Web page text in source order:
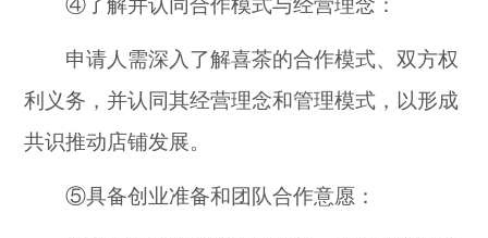
④了解并认同合作模式与经营理念：
申请人需深入了解喜茶的合作模式、双方权
利义务，并认同其经营理念和管理模式，以形成
共识推动店铺发展。
⑤具备创业准备和团队合作意愿：